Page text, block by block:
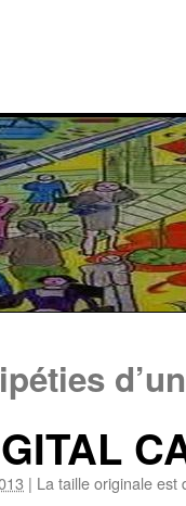
| La taille originale est